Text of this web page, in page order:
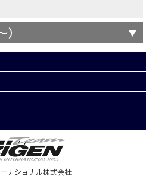
ナショナル株式会社